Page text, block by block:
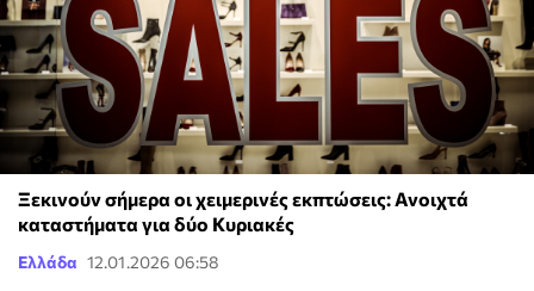
Ξεκινούν σήμερα οι χειμερινές εκπτώσεις: Ανοιχτά
καταστήματα για δύο Κυριακές
Ελλάδα 12.01.2026 06:58